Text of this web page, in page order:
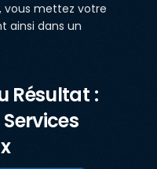
vous mettez votre
ainsi dans un
Résultat :